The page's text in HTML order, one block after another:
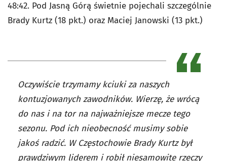
48:42. Pod Jasną Górą świetnie pojechali szczególnie
Brady Kurtz (18 pkt.) oraz Maciej Janowski (13 pkt.)
Oczywiście trzymamy kciuki za naszych
kontuzjowanych zawodników. Wierzę, że wrócą
do nas i na tor na najważniejsze mecze tego
sezonu. Pod ich nieobecność musimy sobie
jakoś radzić. W Częstochowie Brady Kurtz był
prawdziwym liderem i robił niesamowite rzeczy